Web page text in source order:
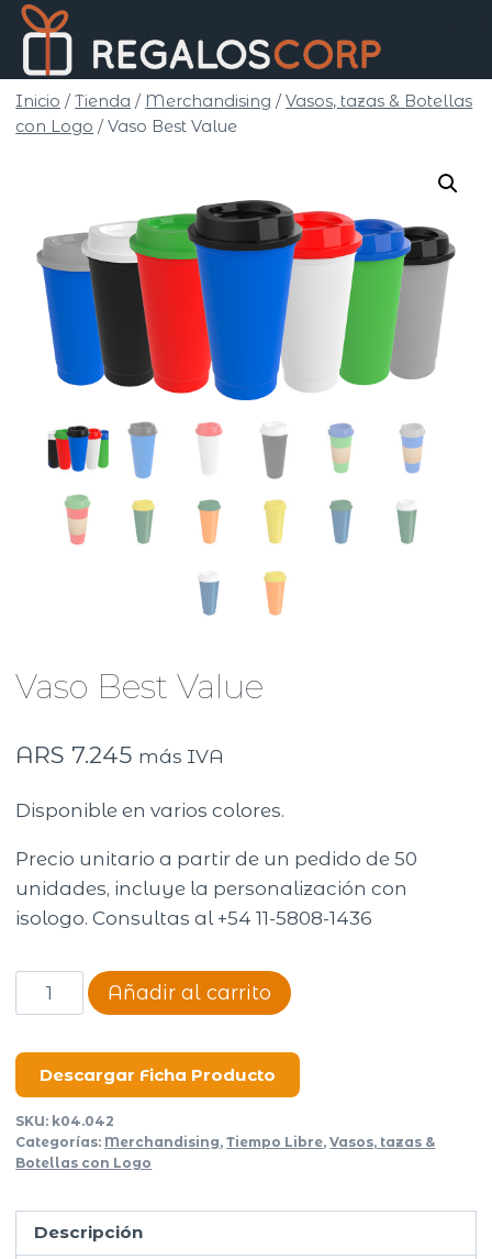
Saltar
contenido
Inicio / Tienda / Merchandising / Vasos, tazas & Botellas
con Logo / Vaso Best Value
Vaso Best Value
ARS 7.245 más IVA
Disponible en varios colores.
Precio unitario a partir de un pedido de 50
unidades, incluye la personalización con
isologo. Consultas al +54 11-5808-1436
Vaso
Best
cantidad
Añadir al carrito
Descargar Ficha Producto
SKU: k04.042
Categorías: Merchandising,Tiempo Libre,Vasos, tazas &
Botellas con Logo
Descripción